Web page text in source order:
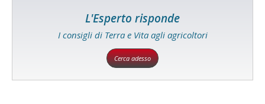
L'Esperto risponde
I consigli di Terra e Vita agli agricoltori
Cerca adesso